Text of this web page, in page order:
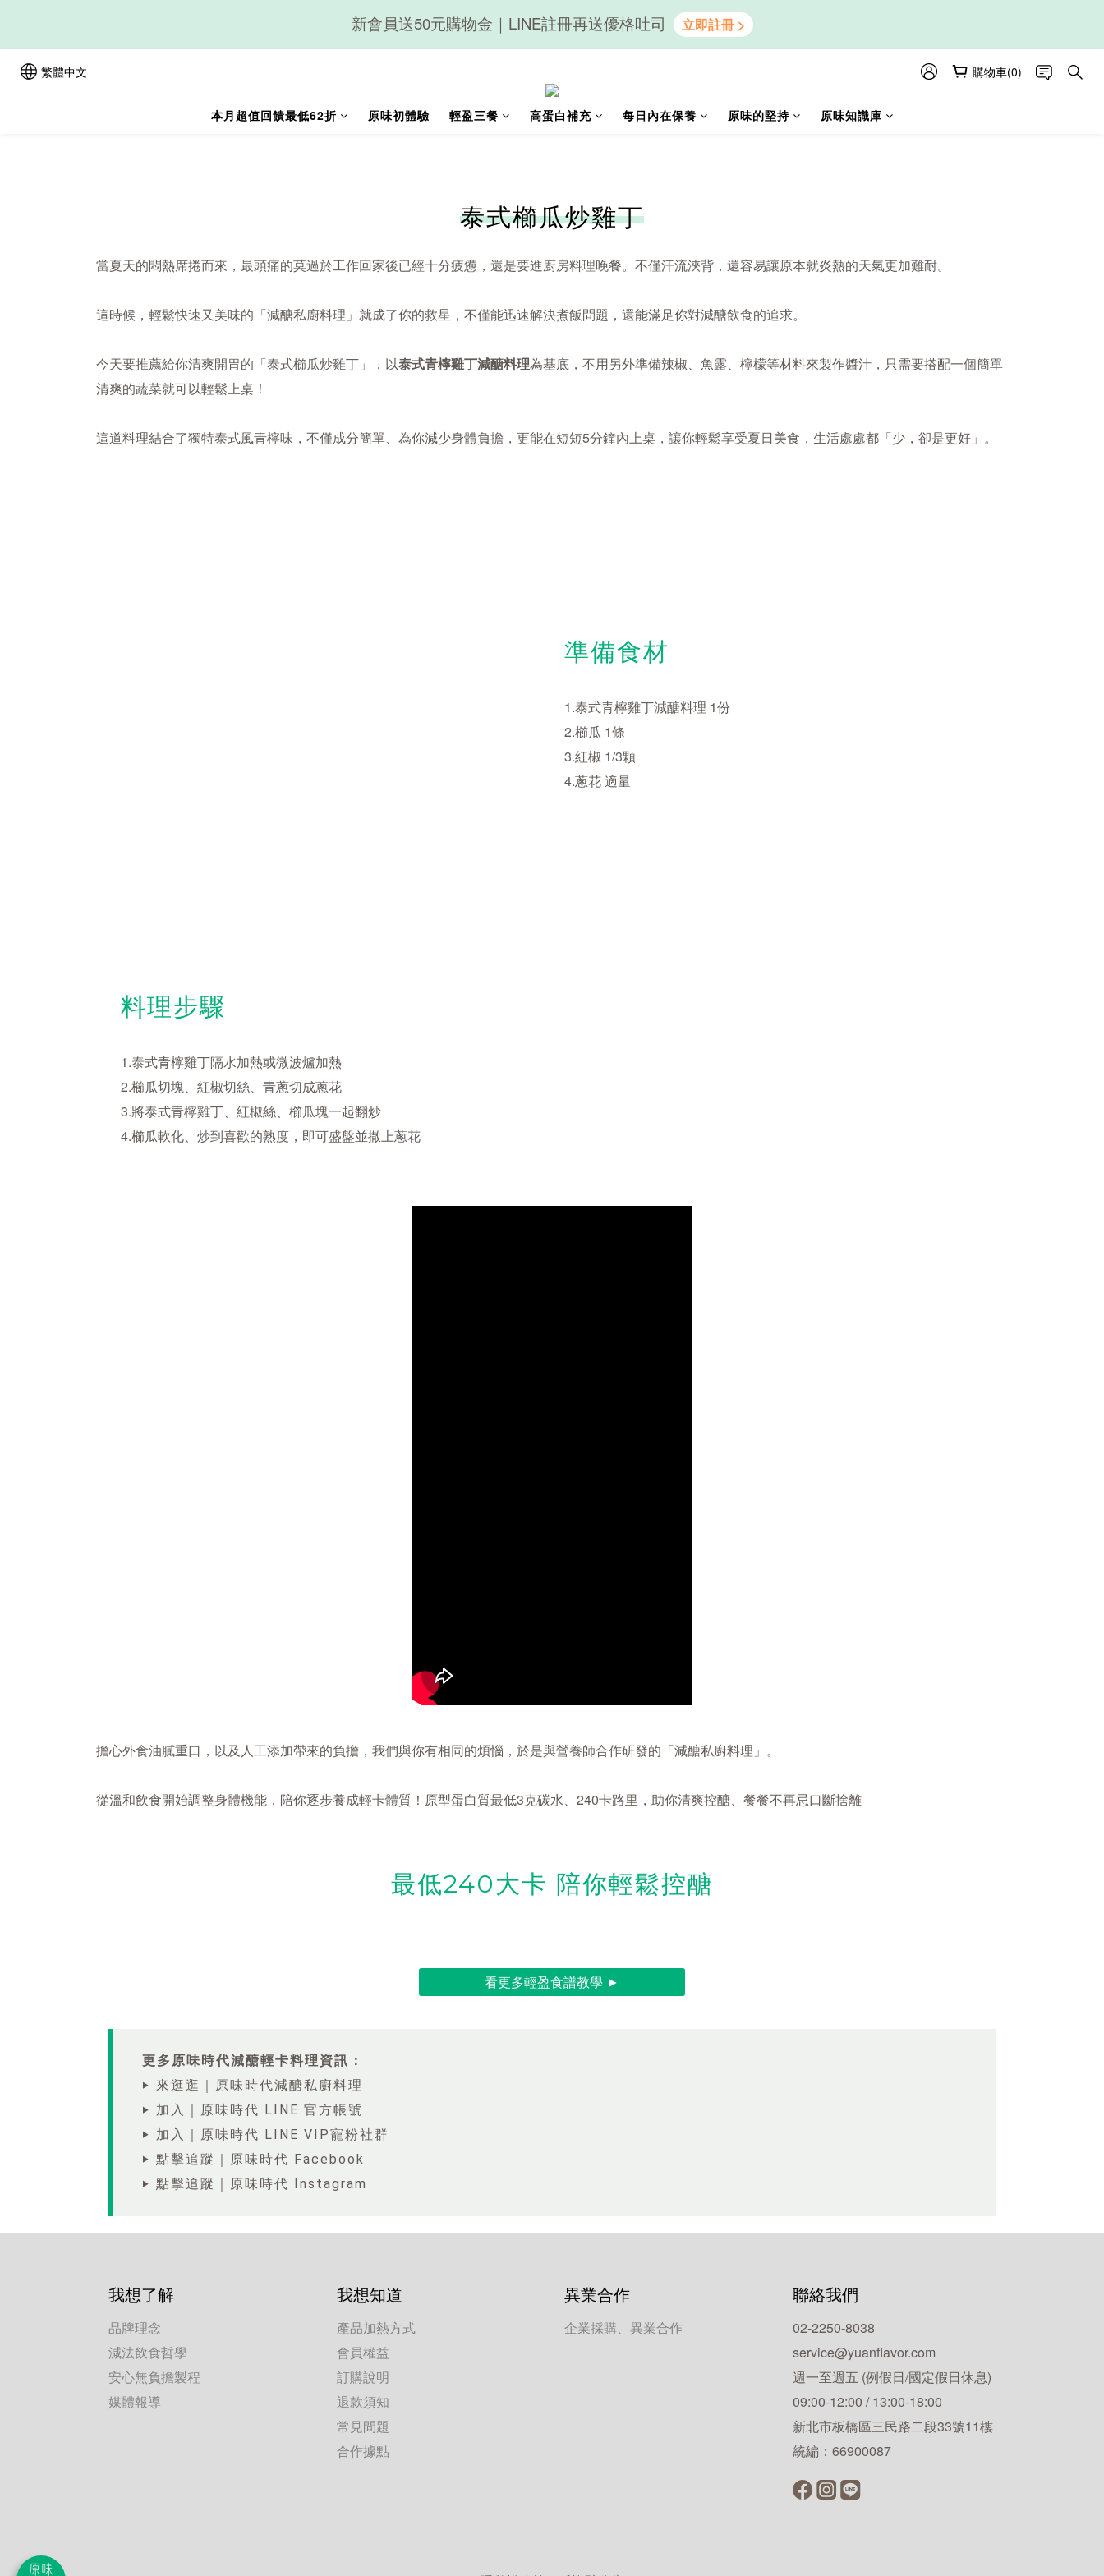
隨心享受｜貝果任選6組$899
新會員送50元購物金｜LINE註冊再送優格吐司
繁體中文 購物車(0)
本月超值回饋最低62折 原味初體驗 輕盈三餐 高蛋白補充 每日內在保養 原味的堅持 原味知識庫
泰式櫛瓜炒雞丁
當夏天的悶熱席捲而來，最頭痛的莫過於工作回家後已經十分疲憊，還是要進廚房料理晚餐。不僅汗流浹背，還容易讓原本就炎熱的天氣更加難耐。
這時候，輕鬆快速又美味的「減醣私廚料理」就成了你的救星，不僅能迅速解決煮飯問題，還能滿足你對減醣飲食的追求。
今天要推薦給你清爽開胃的「泰式櫛瓜炒雞丁」，以泰式青檸雞丁減醣料理為基底，不用另外準備辣椒、魚露、檸檬等材料來製作醬汁，只需要搭配一個簡單
清爽的蔬菜就可以輕鬆上桌！
這道料理結合了獨特泰式風青檸味，不僅成分簡單、為你減少身體負擔，更能在短短5分鐘內上桌，讓你輕鬆享受夏日美食，生活處處都「少，卻是更好」。
準備食材
1.泰式青檸雞丁減醣料理 1份
2.櫛瓜 1條
3.紅椒 1/3顆
4.蔥花 適量
料理步驟
1.泰式青檸雞丁隔水加熱或微波爐加熱
2.櫛瓜切塊、紅椒切絲、青蔥切成蔥花
3.將泰式青檸雞丁、紅椒絲、櫛瓜塊一起翻炒
4.櫛瓜軟化、炒到喜歡的熟度，即可盛盤並撒上蔥花
擔心外食油膩重口，以及人工添加帶來的負擔，我們與你有相同的煩惱，於是與營養師合作研發的「減醣私廚料理」。
從溫和飲食開始調整身體機能，陪你逐步養成輕卡體質！原型蛋白質最低3克碳水、240卡路里，助你清爽控醣、餐餐不再忌口斷捨離
最低240大卡 陪你輕鬆控醣
看更多輕盈食譜教學 ►
更多原味時代減醣輕卡料理資訊：
‣ 來逛逛｜原味時代減醣私廚料理
‣ 加入｜原味時代 LINE 官方帳號
‣ 加入｜原味時代 LINE VIP寵粉社群
‣ 點擊追蹤｜原味時代 Facebook
‣ 點擊追蹤｜原味時代 Instagram
我想了解
品牌理念
減法飲食哲學
安心無負擔製程
媒體報導
我想知道
產品加熱方式
會員權益
訂購說明
退款須知
常見問題
合作據點
異業合作
企業採購、異業合作
聯絡我們
02-2250-8038
service@yuanflavor.com
週一至週五 (例假日/國定假日休息)
09:00-12:00 / 13:00-18:00
新北市板橋區三民路二段33號11樓
統編：66900087